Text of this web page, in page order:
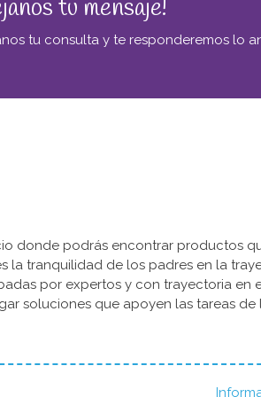
tu mensaje!
tu consulta y te responderemos lo
donde podrás encontrar productos
la tranquilidad de los padres en la
por expertos y con trayectoria en
soluciones que apoyen las tareas